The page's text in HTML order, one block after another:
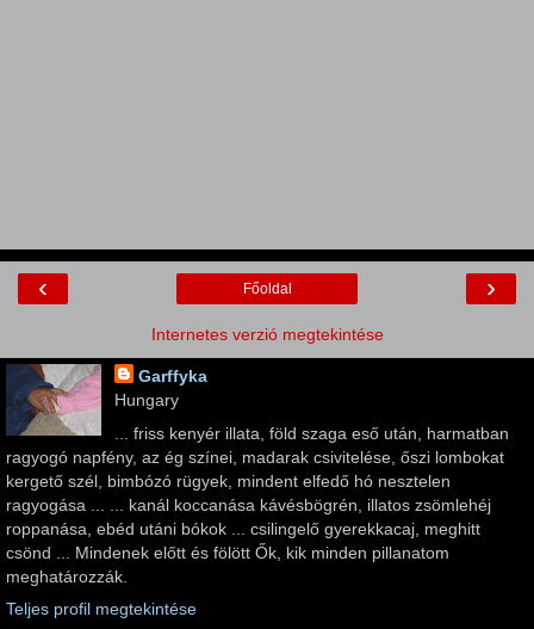
‹ ›
Főoldal
Internetes verzió megtekintése
Garffyka
Hungary
... friss kenyér illata, föld szaga eső után, harmatban
ragyogó napfény, az ég színei, madarak csivitelése, őszi lombokat
kergető szél, bimbózó rügyek, mindent elfedő hó nesztelen
ragyogása ... ... kanál koccanása kávésbögrén, illatos zsömlehéj
roppanása, ebéd utáni bókok ... csilingelő gyerekkacaj, meghitt
csönd ... Mindenek előtt és fölött Ők, kik minden pillanatom
meghatározzák.
Teljes profil megtekintése